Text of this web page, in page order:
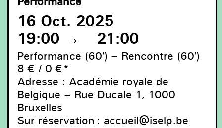
Paula Almiron, The River and the Devil © Photo : Bo
Vloors
16 Oct. 2025
19:00 → 21:00
Performance (60′) – Rencontre (60′)
8 € / 0 €*
Adresse : Académie royale de
Belgique – Rue Ducale 1, 1000
Bruxelles
Sur réservation : accueil@iselp.be